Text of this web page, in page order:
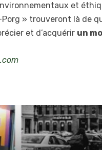
et
» trouveront là de
et d’acquérir un